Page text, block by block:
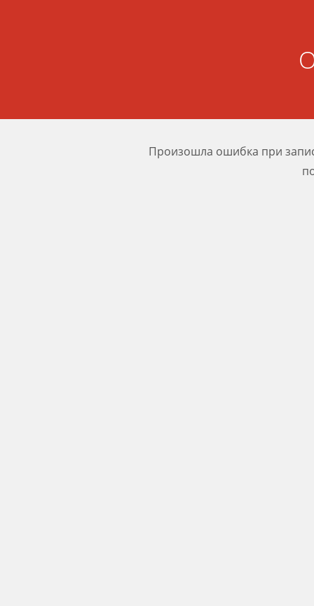
Произошла ошибка при